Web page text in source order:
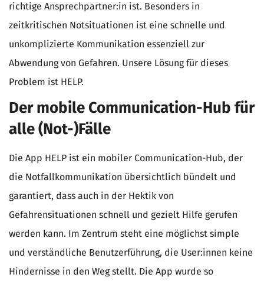
richtige Ansprechpartner:in ist. Besonders in
zeitkritischen Notsituationen ist eine schnelle und
unkomplizierte Kommunikation essenziell zur
Abwendung von Gefahren. Unsere Lösung für dieses
Problem ist HELP.
Der mobile Communication-Hub für
alle (Not-)Fälle
Die App HELP ist ein mobiler Communication-Hub, der
die Notfallkommunikation übersichtlich bündelt und
garantiert, dass auch in der Hektik von
Gefahrensituationen schnell und gezielt Hilfe gerufen
werden kann. Im Zentrum steht eine möglichst simple
und verständliche Benutzerführung, die User:innen keine
Hindernisse in den Weg stellt. Die App wurde so